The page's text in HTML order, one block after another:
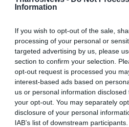
Information
If you wish to opt-out of the sale,
processing of your personal or
targeted advertising by us, please
section to confirm your selection.
opt-out request is processed you
interest-based ads based on
us or personal information
your opt-out. You may separately
disclosure of your personal
IAB’s list of downstream